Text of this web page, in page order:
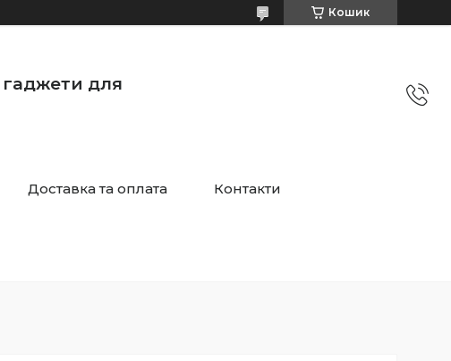
Кошик
гаджети для
Доставка та оплата Контакти